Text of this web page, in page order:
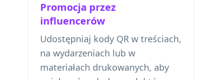
Promocja przez
influencerów
Udostępniaj kody QR w treściach,
na wydarzeniach lub w
materiałach drukowanych, aby